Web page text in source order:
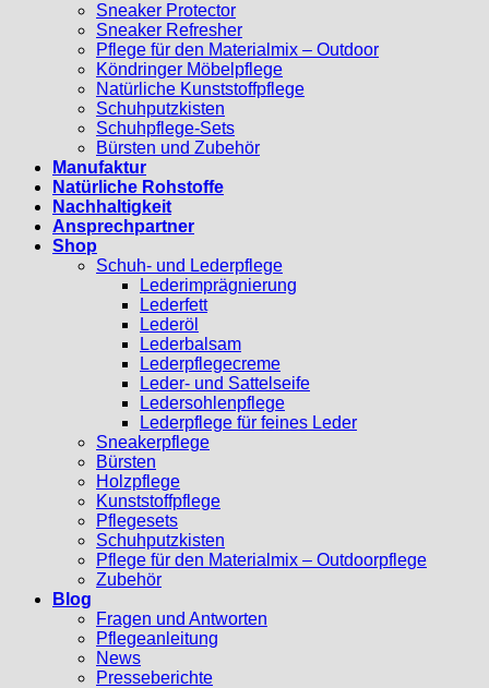
Sneaker Protector
Sneaker Refresher
Pflege für den Materialmix – Outdoor
Köndringer Möbelpflege
Natürliche Kunststoffpflege
Schuhputzkisten
Schuhpflege-Sets
Bürsten und Zubehör
Manufaktur
Natürliche Rohstoffe
Nachhaltigkeit
Ansprechpartner
Shop
Schuh- und Lederpflege
Lederimprägnierung
Lederfett
Lederöl
Lederbalsam
Lederpflegecreme
Leder- und Sattelseife
Ledersohlenpflege
Lederpflege für feines Leder
Sneakerpflege
Bürsten
Holzpflege
Kunststoffpflege
Pflegesets
Schuhputzkisten
Pflege für den Materialmix – Outdoorpflege
Zubehör
Blog
Fragen und Antworten
Pflegeanleitung
News
Presseberichte